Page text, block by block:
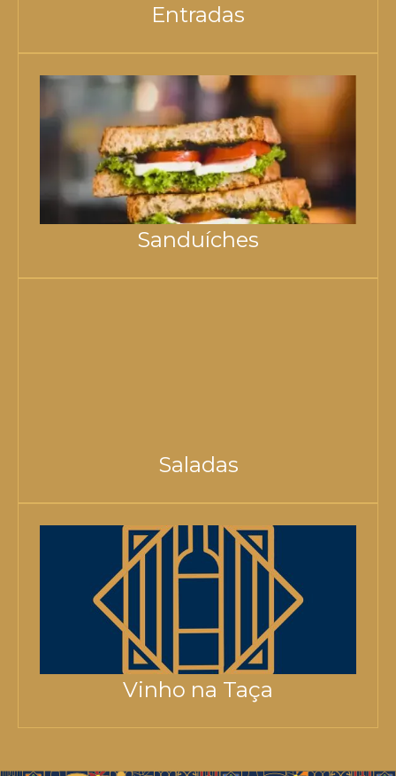
Entradas
Sanduíches
Saladas
Vinho na Taça